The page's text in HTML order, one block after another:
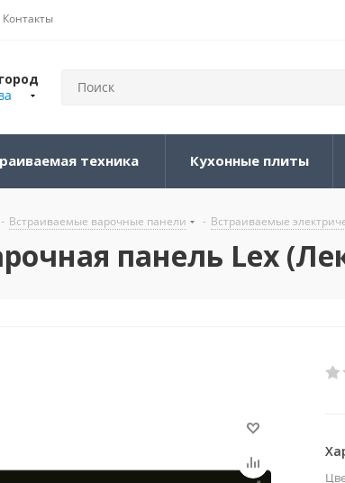
Контакты
техника Кухонные плиты
- Встраиваемые варочные панели - Встраиваемые
панель Lex